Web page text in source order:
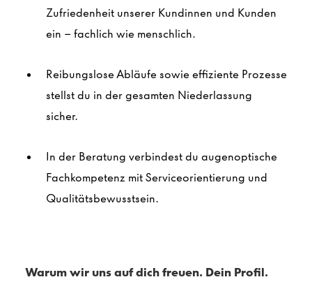
Zufriedenheit unserer Kundinnen und Kunden
ein – fachlich wie menschlich.
Reibungslose Abläufe sowie effiziente Prozesse
stellst du in der gesamten Niederlassung
sicher.
In der Beratung verbindest du augenoptische
Fachkompetenz mit Serviceorientierung und
Qualitätsbewusstsein.
Warum wir uns auf dich freuen. Dein Profil.